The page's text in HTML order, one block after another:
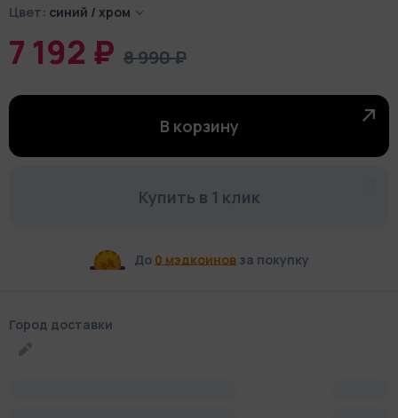
Цвет: синий / хром
7 192 ₽ 8 990 ₽
В корзину
Купить в 1 клик
До 0 мэдкоиновза покупку
Город доставки